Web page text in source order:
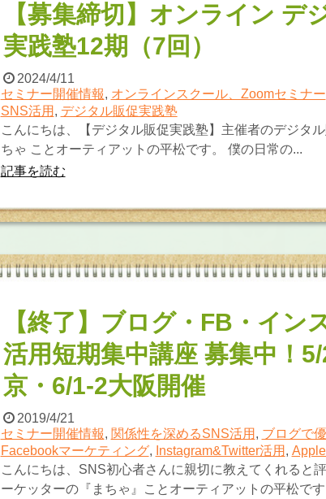
【募集締切】オンライン デ
実践塾12期（7回）
2024/4/11
セミナー開催情報, オンラインスクール、Zoomセミナー
SNS活用 , デジタル販促実践塾
こんにちは、【デジタル販促実践塾】主催者のデジタ
ちゃ ことオーティアットの平松です。 僕の日常の...
記事を読む
【終了】ブログ・FB・イン
活用短期集中講座 募集中！
京・6/1-2大阪開催
2019/4/21
セミナー開催情報, 関係性を深めるSNS活用 , ブログで
Facebookマーケティング, Instagram&Twitter活用 ,
こんにちは、SNS初心者さんに親切に教えてくれると
ーケッターの『まちゃ』ことオーティアットの平松です